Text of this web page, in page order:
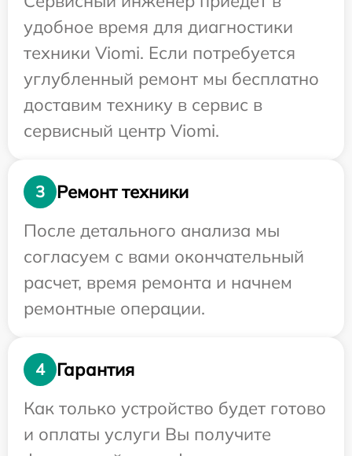
удобное время для диагностики
техники Viomi. Если потребуется
углубленный ремонт мы бесплатно
доставим технику в сервис в
сервисный центр Viomi.
3
Ремонт техники
После детального анализа мы
согласуем с вами окончательный
расчет, время ремонта и начнем
ремонтные операции.
4
Гарантия
Как только устройство будет готово
и оплаты услуги Вы получите